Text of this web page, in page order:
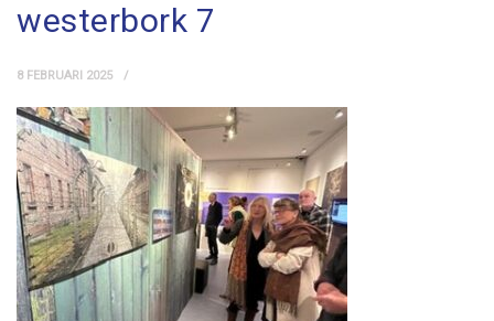
westerbork 7
8 FEBRUARI 2025